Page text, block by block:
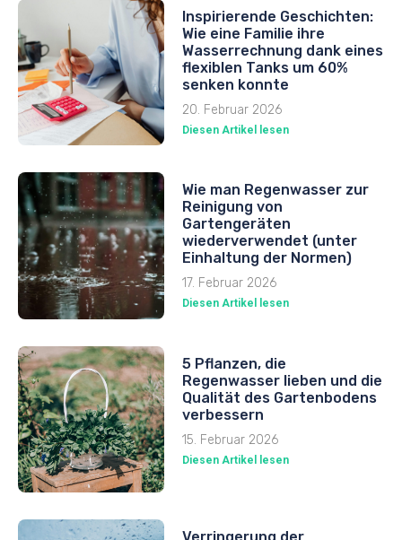
Inspirierende Geschichten:
Wie eine Familie ihre
Wasserrechnung dank eines
flexiblen Tanks um 60%
senken konnte
20. Februar 2026
Diesen Artikel lesen
Wie man Regenwasser zur
Reinigung von
Gartengeräten
wiederverwendet (unter
Einhaltung der Normen)
17. Februar 2026
Diesen Artikel lesen
5 Pflanzen, die
Regenwasser lieben und die
Qualität des Gartenbodens
verbessern
15. Februar 2026
Diesen Artikel lesen